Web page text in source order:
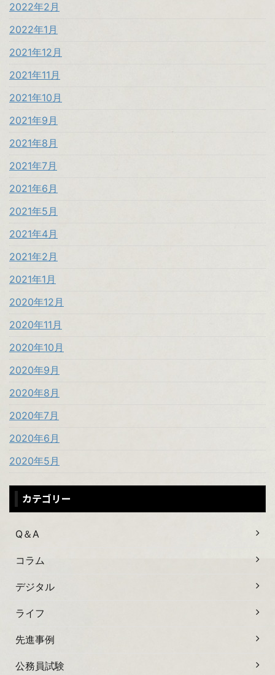
2022年2月
2022年1月
2021年12月
2021年11月
2021年10月
2021年9月
2021年8月
2021年7月
2021年6月
2021年5月
2021年4月
2021年2月
2021年1月
2020年12月
2020年11月
2020年10月
2020年9月
2020年8月
2020年7月
2020年6月
2020年5月
カテゴリー
Q＆A
コラム
デジタル
ライフ
先進事例
公務員試験